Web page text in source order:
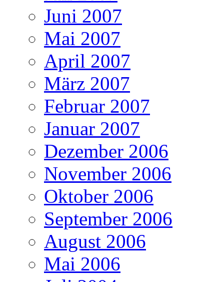
Juni 2007
Mai 2007
April 2007
März 2007
Februar 2007
Januar 2007
Dezember 2006
November 2006
Oktober 2006
September 2006
August 2006
Mai 2006